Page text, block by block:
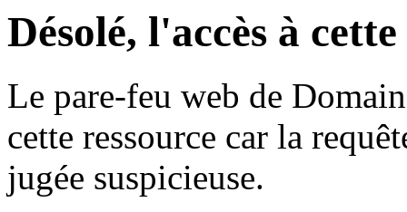
Désolé, l'accès à
Le pare-feu web de
cette ressource car la
jugée suspicieuse.